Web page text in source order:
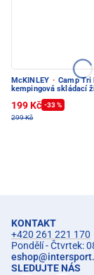
McKINLEY · Camp Tri
kempingová skládací
199 Kč -33 %
299 Kč
KONTAKT
+420 261 221 170
Pondělí - Čtvrtek:
eshop@
SLEDUJTE NÁS